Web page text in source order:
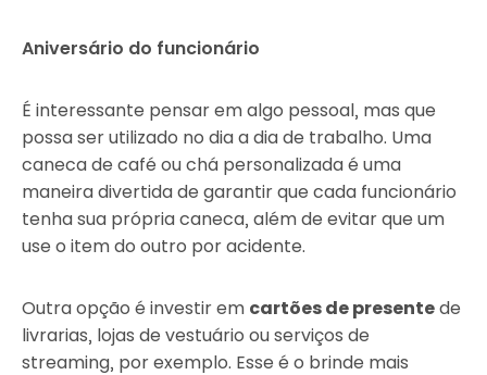
Aniversário do funcionário
É interessante pensar em algo pessoal, mas que
possa ser utilizado no dia a dia de trabalho. Uma
caneca de café ou chá personalizada é uma
maneira divertida de garantir que cada funcionário
tenha sua própria caneca, além de evitar que um
use o item do outro por acidente.
Outra opção é investir em cartões de presentede
livrarias, lojas de vestuário ou serviços de
streaming, por exemplo. Esse é o brinde mais